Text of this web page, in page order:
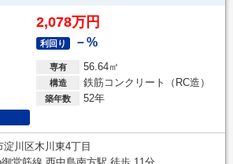
2,078万円
利回り －%
専有 56.64㎡
構造 鉄筋コンクリート（RC造）
築年数 52年
淀川区木川東4丁目